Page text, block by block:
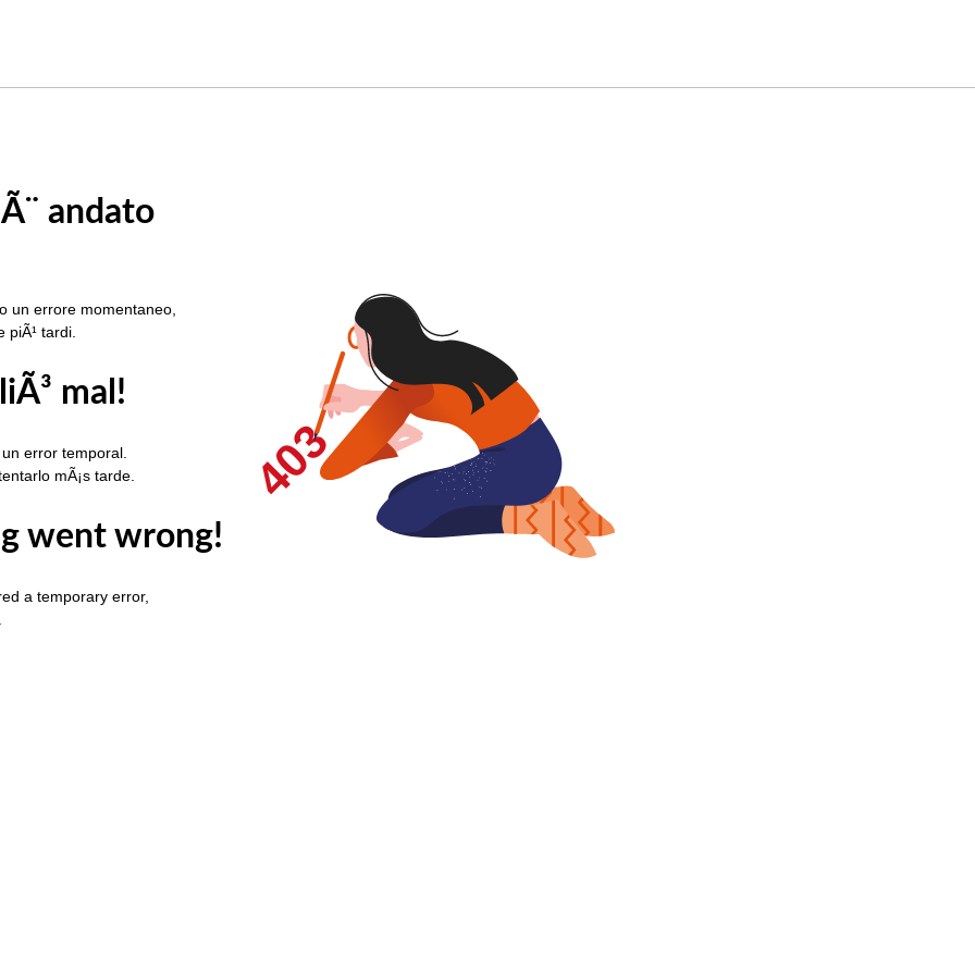
andato
un errore momentaneo,
piÃ¹ tardi.
mal!
error temporal.
mÃ¡s tarde.
went wrong!
a temporary error,
403